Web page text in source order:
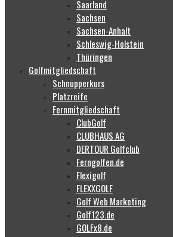
Saarland
Sachsen
Sachsen-Anhalt
Schleswig-Holstein
Thüringen
Golfmitgliedschaft
Schnupperkurs
Platzreife
Fernmitgliedschaft
ClubGolf
CLUBHAUS AG
DERTOUR Golfclub
Ferngolfen.de
Flexigolf
FLEXXGOLF
Golf Web Marketing
Golf123.de
GOLFx8.de